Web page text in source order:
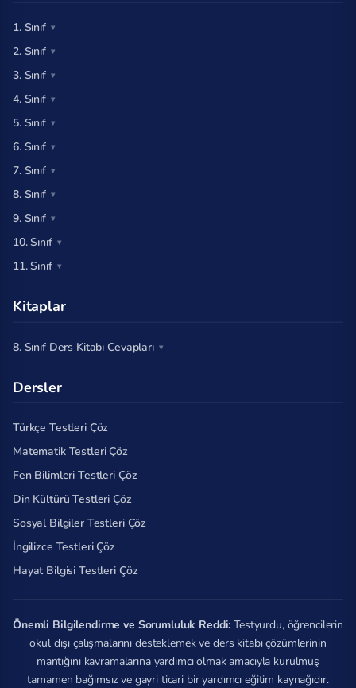
1. Sınıf
2. Sınıf
3. Sınıf
4. Sınıf
5. Sınıf
6. Sınıf
7. Sınıf
8. Sınıf
9. Sınıf
10. Sınıf
11. Sınıf
Kitaplar
8. Sınıf Ders Kitabı Cevapları
Dersler
Türkçe Testleri Çöz
Matematik Testleri Çöz
Fen Bilimleri Testleri Çöz
Din Kültürü Testleri Çöz
Sosyal Bilgiler Testleri Çöz
İngilizce Testleri Çöz
Hayat Bilgisi Testleri Çöz
Önemli Bilgilendirme ve Sorumluluk Reddi: Testyurdu, öğrencilerin
okul dışı çalışmalarını desteklemek ve ders kitabı çözümlerinin
mantığını kavramalarına yardımcı olmak amacıyla kurulmuş
tamamen bağımsız ve gayri ticari bir yardımcı eğitim kaynağıdır.